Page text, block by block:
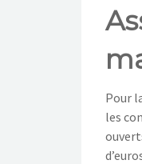
Pour
les